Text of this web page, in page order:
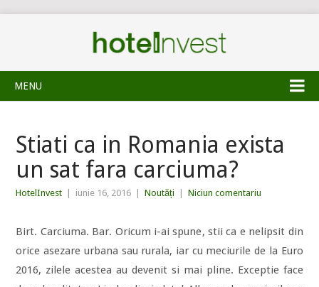
MENU
Stiati ca in Romania exista
un sat fara carciuma?
HotelInvest iunie 16, 2016 Noutăți Niciun comentariu
Birt. Carciuma. Bar. Oricum i-ai spune, stii ca e nelipsit din
orice asezare urbana sau rurala, iar cu meciurile de la Euro
2016, zilele acestea au devenit si mai pline. Exceptie face